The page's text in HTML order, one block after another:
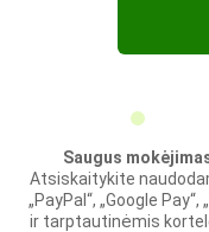
Saugus
Atsiskaitykite
„PayPal“, „Google Pay“,
ir tarptautinėmis